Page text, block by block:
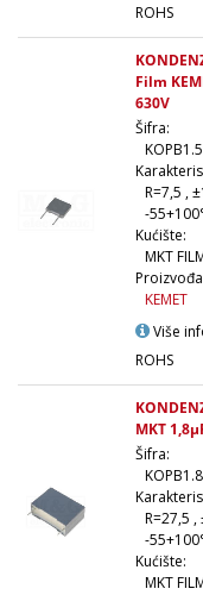
ROHS
Film
630V
Šifra:
R=7,5 ,
-
Kućište:
MKT
KEMET
Više
ROHS
MKT
Šifra:
R=27,5 ,
-
Kućište:
MKT